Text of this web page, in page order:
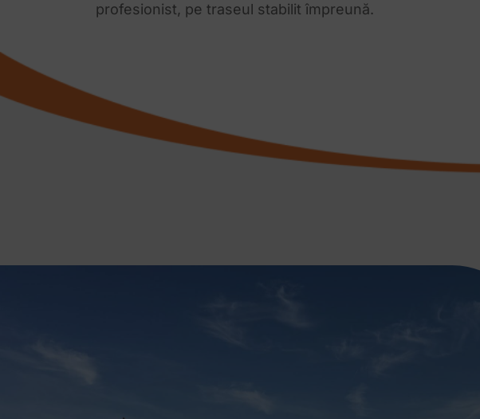
profesionist, pe traseul stabilit împreună.